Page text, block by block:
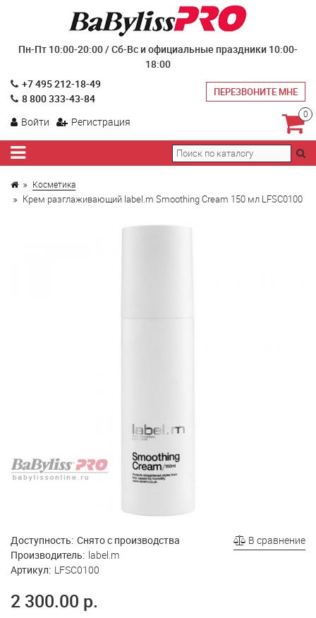
Пн-Пт 10:00-20:00 / Сб-Вс и официальные праздники 10:00-
18:00
+7 495 212-18-49
8 800 333-43-84
ПЕРЕЗВОНИТЕ МНЕ
Войти Регистрация
0
Косметика
Крем разглаживающий label.m Smoothing Cream 150 мл LFSC0100
В сравнение
Доступность: Снято с производства
Производитель: label.m
Артикул: LFSC0100
2 300.00 р.